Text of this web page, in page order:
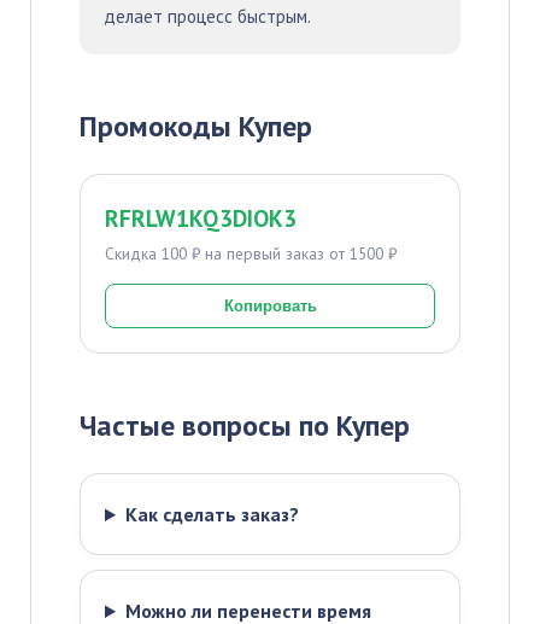
делает процесс быстрым.
Промокоды Купер
RFRLW1KQ3DIOK3
Скидка 100 ₽ на первый заказ от 1500 ₽
Копировать
Частые вопросы по Купер
Как сделать заказ?
Можно ли перенести время